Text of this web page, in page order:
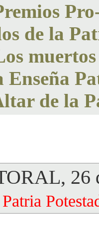
de la
Enseña
de la
26
Patria